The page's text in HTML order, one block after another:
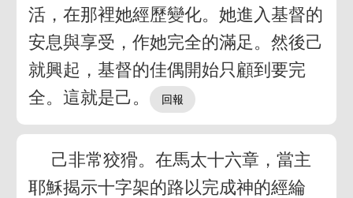
活，在那裡她經歷變化。她進入基督的
安息與享受，作她完全的滿足。然後己
就興起，基督的佳偶開始只顧到要完
全。這就是己。
己非常狡猾。在馬太十六章，當主
耶穌揭示十字架的路以完成神的經綸